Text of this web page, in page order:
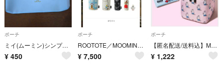
ポーチ
ミイ(ムーミン)シンプルポーチ
¥ 450
ポーチ
ROOTOTE／MOOMIN◆マトリョーシカバッグ＆ポーチセット／リトルミイ
¥ 7,500
ポーチ
【匿名配送/送料込】MOOMIN SHOP HAWAII バニティ 3点 付録
¥ 1,222